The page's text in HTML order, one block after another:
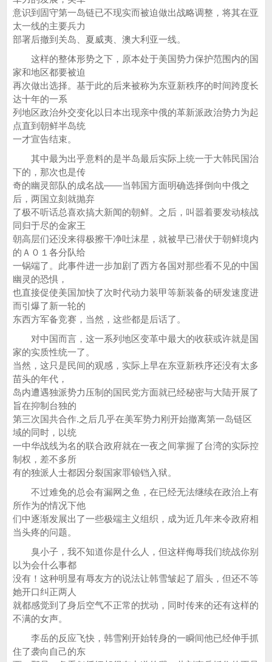
意识到固守第一岛链已不现实而被迫做出战略调整，将其在亚
太一线的主要兵力
部署后撤到关岛、夏威夷、澳大利亚一线。
这样的整体形势之下，原本处于美国势力保护范围内的国
家和地区都要被迫
再次做出选择。基于此的后来被称为东亚新秩序的时间跨度长
达十年的一系
列地区政治外交变化以日本出现亲中俄的革新派政治势力为起
点直到朝鲜半岛统
一才宣告结束。
其中最为出乎意料的是半岛最后实际上统一于大韩民国治
下的，那次也是传
奇的幽灵部队的成名战——当韩国方面明确选择倒向中俄之
后，两国立刻就抛弃
了极不听话总喜欢搞大新闻的朝鲜。之后，叫嚣着要发动核战
同归于尽的金家王
朝高层们还没来得极擦干净吐沫星，就被早已潜伏于朝鲜境内
的Ａ０１各分队给
一锅端了。此事件进一步加剧了西方各国对那些看不见的中国
幽灵的恐惧，
也直接促使美国加快了次时代动力装甲等新装备的研发速度进
而引爆了新一轮的
东西方军备竞赛，当然，这些都是后话了。
对中国而言，这一系列地区变革中最大的收获或许就是国
家的实质性统一了。
当然，这只是民间的观感，实际上早在东亚新秩序还没有太多
苗头的年代，
岛内遭遇独派势力压制的国民党方面就已经秘密与大陆开展了
旨在抑制台独的
第三次国共合作.之后几乎在美军势力刚开始撤离第一岛链区
域的同时，以统
一中华战线为名的联合政府就在一夜之间掌握了台湾的实际控
制权，差不多所
有的独派人士都因分裂国家罪锒铛入狱。
不过难免的总会有漏网之鱼，在已经无法继续在政治上有
所作为的情况下他
们中逐渐发展出了一些极端主义组织，成为近几年来令政府相
当头疼的问题。
臭小子，我不知道你是什么人，但这样侮辱我们统战你别
以为会什么事都
没有！这种明显有辱友方的说法让韩雪皱起了眉头，但还不等
她开口纠正两人
就都感觉到了身后空气不正常的扰动，同时传来的还有这样的
不满的女声。
李岳的反应飞快，韩雪刚开始转身的一瞬间他已经伸手抓
住了袭向自己的东